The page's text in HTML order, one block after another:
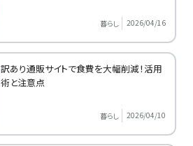
暮らし 2026/04/16
訳あり通販サイトで食費を大幅削減！活用
術と注意点
暮らし 2026/04/10